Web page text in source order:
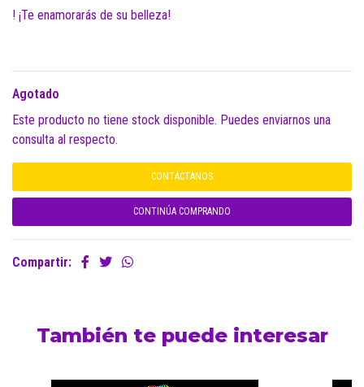
! ¡Te enamorarás de su belleza!
Agotado
Este producto no tiene stock disponible. Puedes enviarnos una
consulta al respecto.
CONTÁCTANOS
CONTINÚA COMPRANDO
Compartir:
También te puede interesar